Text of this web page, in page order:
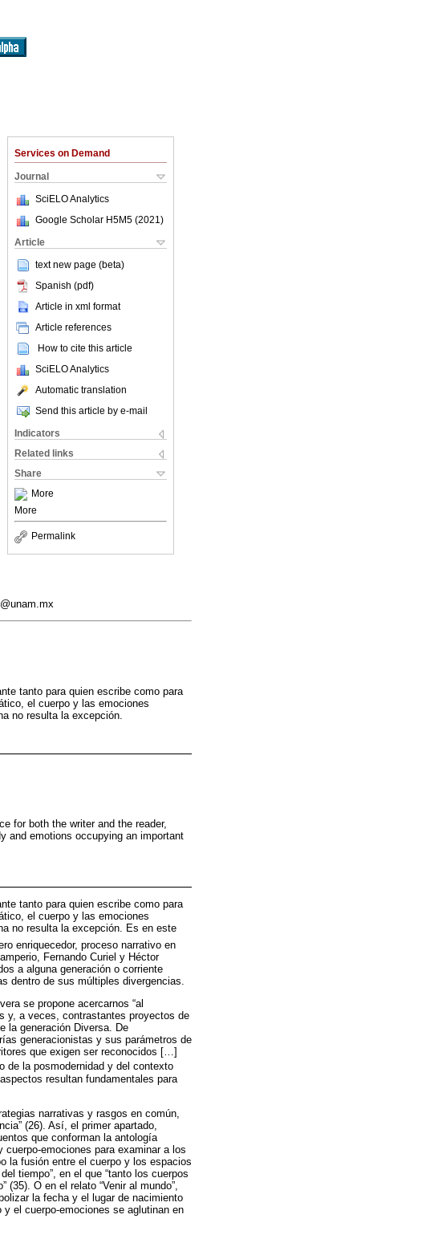
Services on Demand
Journal
SciELO Analytics
Google Scholar H5M5 (2021 )
Article
text new page (beta)
Spanish (pdf)
Article in xml format
Article references
How to cite this article
SciELO Analytics
Automatic translation
Send this article by e-mail
Indicators
Related links
Share
More
More
Permalink
tanto para quien escribe como para
el cuerpo y las emociones
no resulta la excepción.
for both the writer and the reader,
and emotions occupying an important
tanto para quien escribe como para
el cuerpo y las emociones
no resulta la excepción. Es en este
enriquecedor, proceso narrativo en
Fernando Curiel y Héctor
a alguna generación o corriente
dentro de sus múltiples divergencias.
se propone acercarnos “al
y, a veces, contrastantes proyectos de
la generación Diversa. De
generacionistas y sus parámetros de
que exigen ser reconocidos […]
de la posmodernidad y del contexto
resultan fundamentales para
narrativas y rasgos en común,
(26). Así, el primer apartado,
que conforman la antología
emociones para examinar a los
la fusión entre el cuerpo y los espacios
tiempo”, en el que “tanto los cuerpos
O en el relato “Venir al mundo”,
la fecha y el lugar de nacimiento
el cuerpo-emociones se aglutinan en